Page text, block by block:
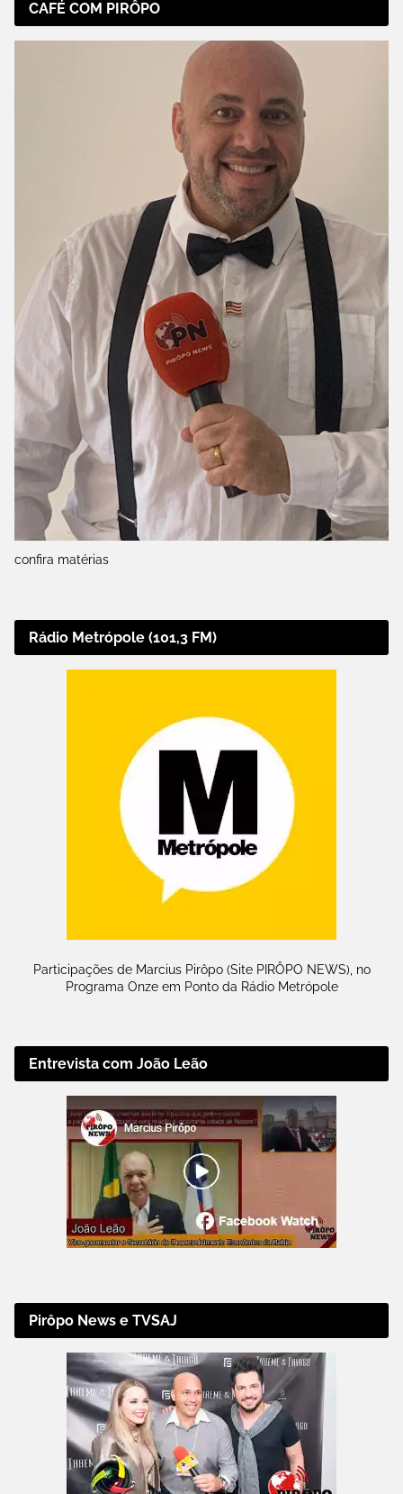
CAFÉ COM PIRÔPO
confira matérias
Rádio Metrópole (101,3 FM)
Participações de Marcius Pirôpo (Site PIRÔPO NEWS), no
Programa Onze em Ponto da Rádio Metrópole
Entrevista com João Leão
Pirôpo News e TVSAJ